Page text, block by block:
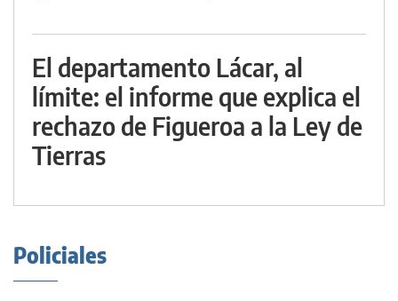
El departamento Lácar, al
límite: el informe que explica el
rechazo de Figueroa a la Ley de
Tierras
Policiales